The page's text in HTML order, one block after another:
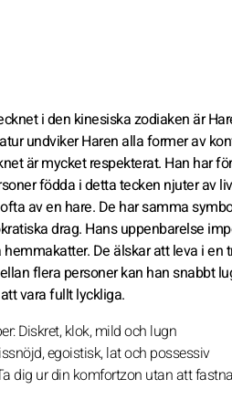
i den kinesiska zodiaken är
undviker Haren alla former av
är mycket respekterat. Han har
födda i detta tecken njuter av
av en hare. De har samma
drag. Hans uppenbarelse
hemmakatter. De älskar att leva i
flera personer kan han snabbt
vara fullt lyckliga.
Diskret, klok, mild och lugn
egoistisk, lat och possessiv
dig ur din komfortzon utan att